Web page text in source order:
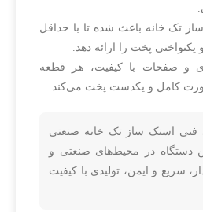
تک خانه باعث شده تا با حداقل
یکنواختی پخت را ارائه دهد.
و صفحات با کیفیت، هر قطعه
کامل و یکدست پخت می‌کند.
فنی اسنک ساز تک خانه صنعتی
دستگاه در محیط‌های صنعتی و
سریع و ایمن، تولیدی با کیفیت